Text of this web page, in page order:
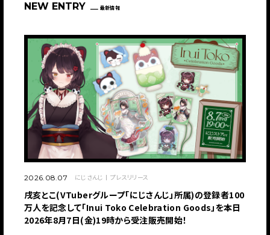
NEW ENTRY 最新情報
2026.08.07 にじさんじ プレスリリース
戌亥とこ(VTuberグループ「にじさんじ」所属)の登録者100
万人を記念して「Inui Toko Celebration Goods」を本日
2026年8月7日(金)19時から受注販売開始！